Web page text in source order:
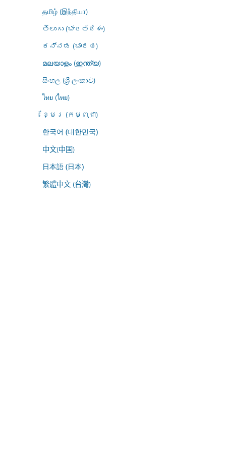
தமிழ் (இந்தியா)
తెలుగు (భారతదేశం)
ಕನ್ನಡ (ಭಾರತ)
മലയാളം (ഇന്ത്യ)
සිංහල (ශ්‍රී ලංකාව)
ไทย (ไทย)
ខ្មែរ (កម្ពុជា)
한국어 (대한민국)
中文(中国)
日本語 (日本)
繁體中文 (台灣)